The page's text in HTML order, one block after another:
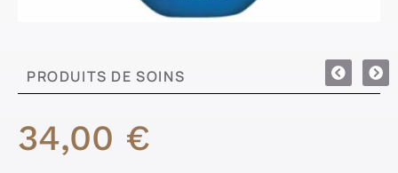
PRODUITS DE SOINS
34,00 €